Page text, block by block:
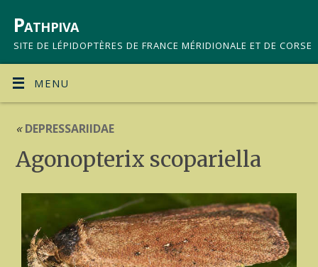
Pathpiva
SITE DE LÉPIDOPTÈRES DE FRANCE MÉRIDIONALE ET DE CORSE
MENU
«DEPRESSARIIDAE
Agonopterix scopariella